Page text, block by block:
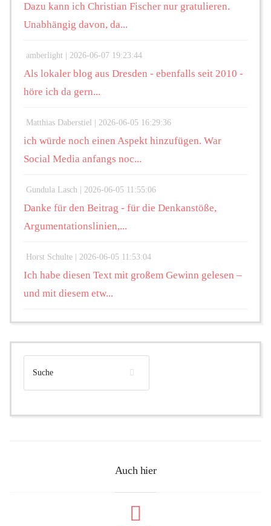
Dazu kann ich Christian Fischer nur gratulieren.
Unabhängig davon, da...
amberlight | 2026-06-07 19:23:44
Als lokaler blog aus Dresden - ebenfalls seit 2010 -
höre ich da gern...
Matthias Daberstiel | 2026-06-05 16:29:36
ich würde noch einen Aspekt hinzufügen. War
Social Media anfangs noc...
Gundula Lasch | 2026-06-05 11:55:06
Danke für den Beitrag - für die Denkanstöße,
Argumentationslinien,...
Horst Schulte | 2026-06-05 11:53:04
Ich habe diesen Text mit großem Gewinn gelesen –
und mit diesem etw...
Auch hier